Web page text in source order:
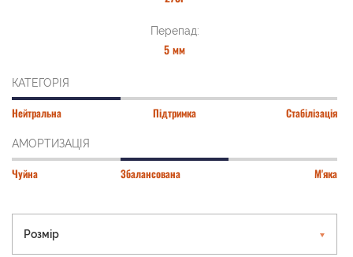
Перепад:
5 мм
КАТЕГОРІЯ
Нейтральна Підтримка Стабілізація
АМОРТИЗАЦІЯ
Чуйна Збалансована М'яка
Розмір